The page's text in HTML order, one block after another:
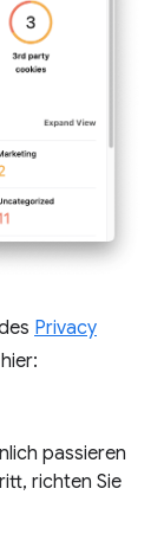
Privacy
passieren
richten Sie